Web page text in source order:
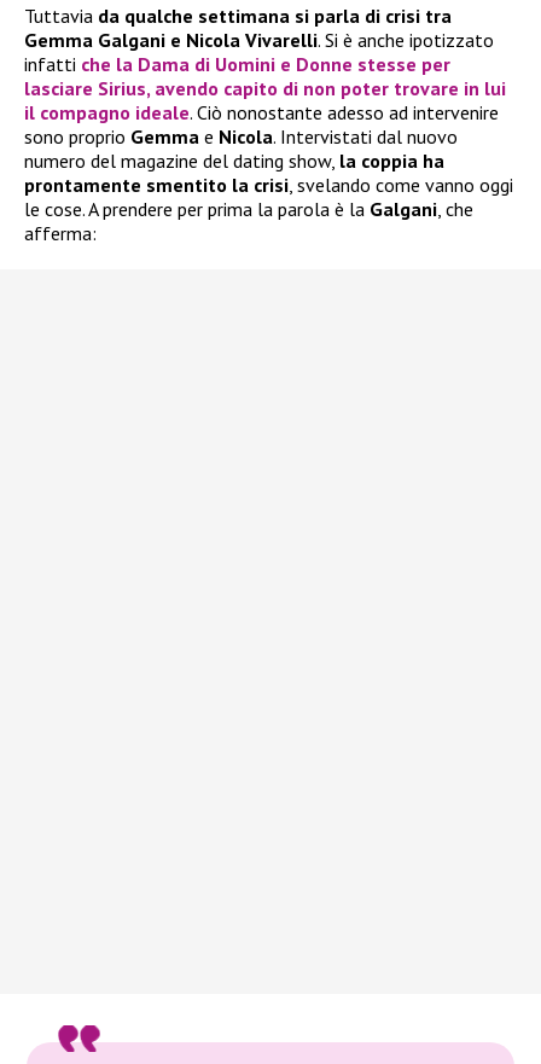
Tuttavia da qualche settimana si parla di crisi tra
Gemma Galgani e Nicola Vivarelli. Si è anche ipotizzato
infatti che la Dama di Uomini e Donne stesse per
lasciare Sirius, avendo capito di non poter trovare in lui
il compagno ideale. Ciò nonostante adesso ad intervenire
sono proprio Gemma e Nicola. Intervistati dal nuovo
numero del magazine del dating show, la coppia ha
prontamente smentito la crisi, svelando come vanno oggi
le cose. A prendere per prima la parola è la Galgani, che
afferma: